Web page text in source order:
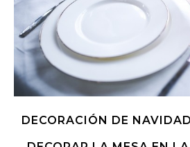
DECORACIÓN DE